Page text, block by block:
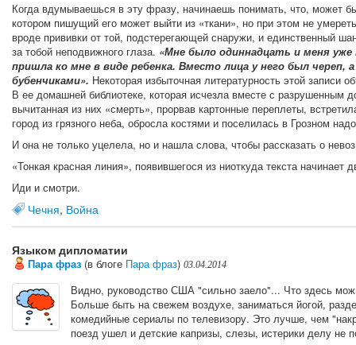
Когда вдумываешься в эту фразу, начинаешь понимать, что, может
котором пишущий его может выйти из «ткани», но при этом не
вроде прививки от той, подстерегающей снаружи, и единственный
за тобой неподвижного глаза. «Мне было одиннадцать и меня
пришла ко мне в виде ребенка. Вместо лица у него был череп,
бубенчиками». Некоторая избыточная литературность этой записи
В ее домашней библиотеке, которая исчезла вместе с разрушенным
вычитанная из них «смерть», прорвав картонные переплеты,
город из грязного неба, обросла костями и поселилась в Грозном
И она не только уцелела, но и нашла слова, чтобы рассказать о
«Тонкая красная линия», появившегося из ниоткуда текста начинает
Иди и смотри.
Чечня, Война
Языком дипломатии
Пара фраз (в блоге Пара фраз) 03.04.2014
Видно, руководство США "сильно заело"... Что здесь
Больше быть на свежем воздухе, заниматься йогой,
комедийные сериалы по телевизору. Это лучше, чем
поезд ушел и детские капризы, слезы, истерики делу не